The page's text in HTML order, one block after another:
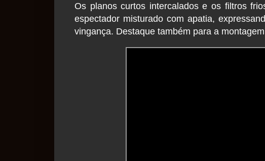
Os planos curtos intercalados e os filtros
espectador misturado com apatia,
vingança. Destaque também para a